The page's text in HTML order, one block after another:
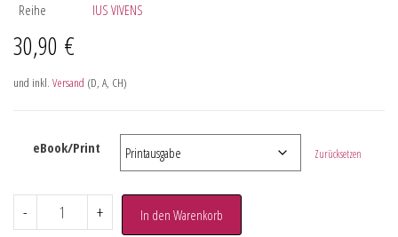
Reihe
IUS VIVENS
30,90 €
und inkl. Versand (D, A, CH)
eBook/Print Zurücksetzen
- + In den Warenkorb